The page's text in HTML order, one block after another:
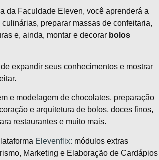
da Faculdade Eleven, você aprenderá a
preparar massas de confeitaria,
e, ainda, montar e decorarbolos
expandir seus conhecimentos e mostrar
e modelagem de chocolates, preparação
e arquitetura de bolos, doces finos,
restaurantes e muito mais.
Elevenflix: módulos extras
Marketing e Elaboração de Cardápios